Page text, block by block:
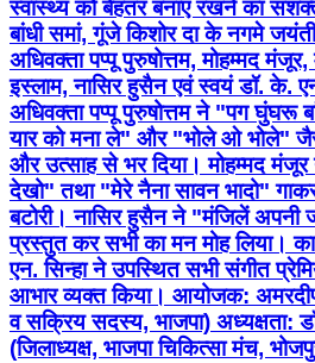
स्वास्थ्य को बेहतर बनाए रखने का
बांधी समां, गूंजे किशोर दा के नगमे
अधिवक्ता पप्पू पुरुषोत्तम, मोहम्मद
इस्लाम, नासिर हुसैन एवं स्वयं डॉ. के.
अधिवक्ता पप्पू पुरुषोत्तम ने "पग घुंघरू
यार को मना ले" और "भोले ओ भोले" जैसे
और उत्साह से भर दिया। मोहम्मद
देखो" तथा "मेरे नैना सावन भादो"
बटोरी। नासिर हुसैन ने "मंजिलें अपनी
प्रस्तुत कर सभी का मन मोह लिया।
एन. सिन्हा ने उपस्थित सभी संगीत
आभार व्यक्त किया। आयोजक:
व सक्रिय सदस्य, भाजपा) अध्यक्षता:
(जिलाध्यक्ष, भाजपा चिकित्सा मंच,